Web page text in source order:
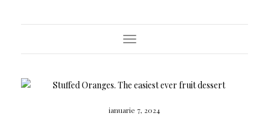
Toggle Navigation
ianuarie 7, 2024